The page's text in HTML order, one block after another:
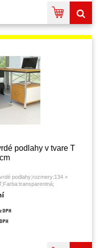
podlahy v tvare T
podlahy;rozmery:134 ×
DPH